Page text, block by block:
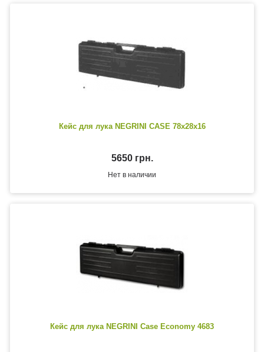
Кейс для лука NEGRINI CASE 78x28x16
5650 грн.
Нет в наличии
Кейс для лука NEGRINI Case Economy 4683